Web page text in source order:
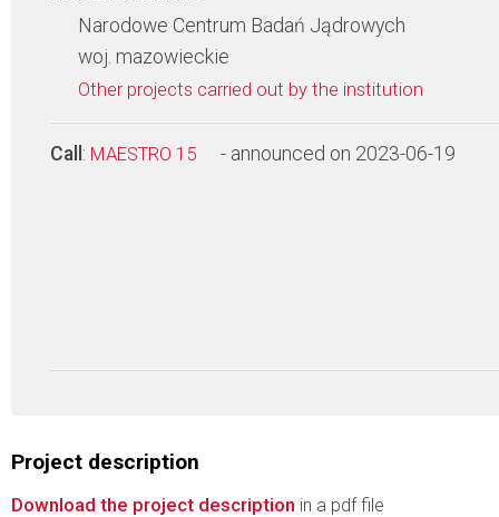
Narodowe Centrum Badań Jądrowych
woj. mazowieckie
Other projects carried out by the institution
Call : MAESTRO 15 - announced on 2023-06-19
Project description
Download the project description in a pdf file